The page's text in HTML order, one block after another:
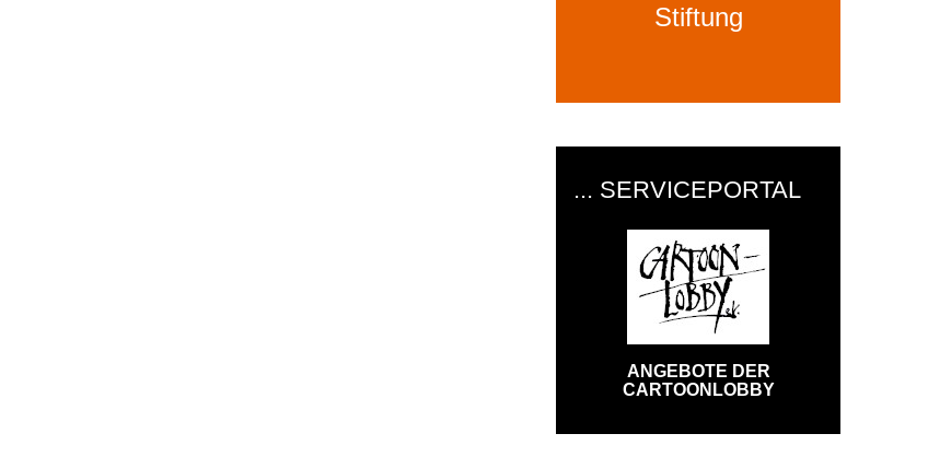
Stiftung
... SERVICEPORTAL
ANGEBOTE DER
CARTOONLOBBY